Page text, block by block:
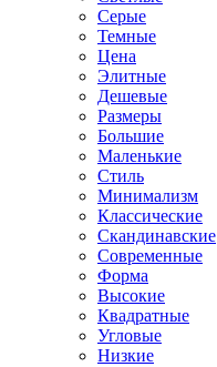
Серые
Темные
Цена
Элитные
Дешевые
Размеры
Большие
Маленькие
Стиль
Минимализм
Классические
Скандинавские
Современные
Форма
Высокие
Квадратные
Угловые
Низкие